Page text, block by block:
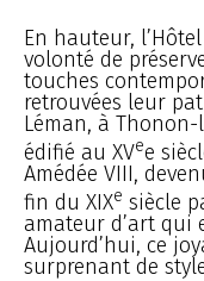
En hauteur,
volonté de
touches
retrouvées leur
Léman, à
édifié au XVee
Amédée VIII,
fin du XIXe siècle
amateur d’art qui
Aujourd’hui, ce
surprenant de